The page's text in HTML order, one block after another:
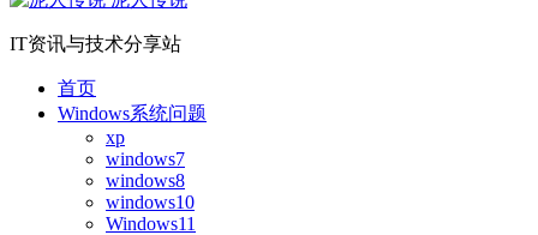
IT资讯与技术分享站
首页
Windows系统问题
xp
windows7
windows8
windows10
Windows11